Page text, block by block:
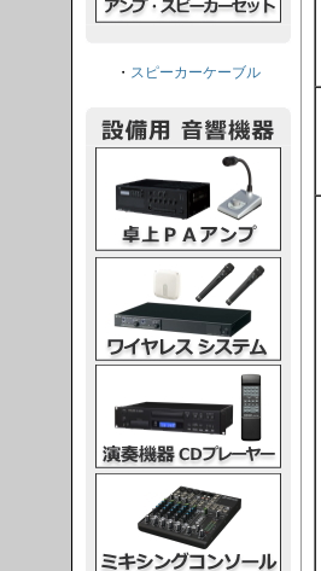
・ スピーカーケーブル